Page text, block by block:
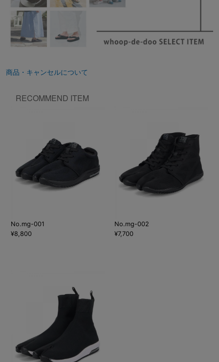
商品・キャンセルについて
RECOMMEND ITEM
No.mg-001
¥8,800
No.mg-002
¥7,700